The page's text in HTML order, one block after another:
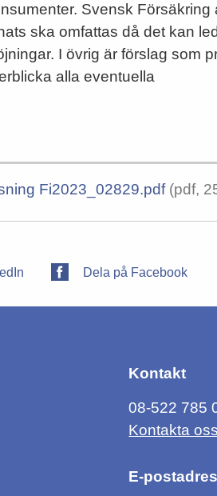
Svensk Försäkring
ska omfattas då det kan
I övrig är förslag som
alla eventuella
Fi2023_02829.pdf(pdf,
Dela på Facebook
Kontakt
08-522 785
Kontakta oss
E-